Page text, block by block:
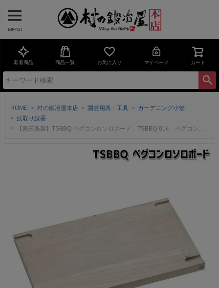
MENU
新着商品 商品一覧 お気に入り マイページ カート
HOME 村の鍛冶屋本店 園芸用具・工具
ガーデニング小物
蚊取り線香
【燕三条製】TSBBQ ペグコンロソロボード TSBBQ-014 ペグコンロソロの熱からテーブルを守るボードとして まな板としても使える ネコポス配送のため代引き、日時指定不可【頑張って送料無料！】